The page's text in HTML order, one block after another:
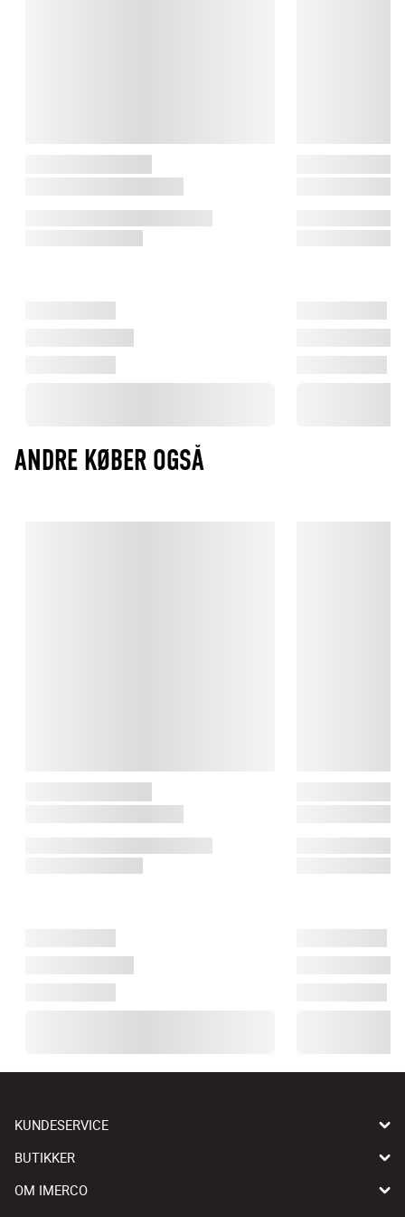
ANDRE KØBER OGSÅ
KUNDESERVICE
BUTIKKER
OM IMERCO